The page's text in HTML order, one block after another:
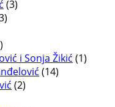
(3)
i Sonja Žikić (1)
(14)
(2)